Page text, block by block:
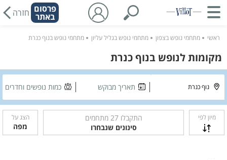
פרסום
באתר חזרה
ראשי מתחמי נופש בצפון מתחמי נופש בגליל עליון מתחמי נופש בנוף כנרת
מקומות לנופש בנוף כנרת
תאריך מבוקש כמות נופשים וחדרים
מיון לפי התקבלו27 מתחמים
סינונים שנבחרו
הצג על
מפה